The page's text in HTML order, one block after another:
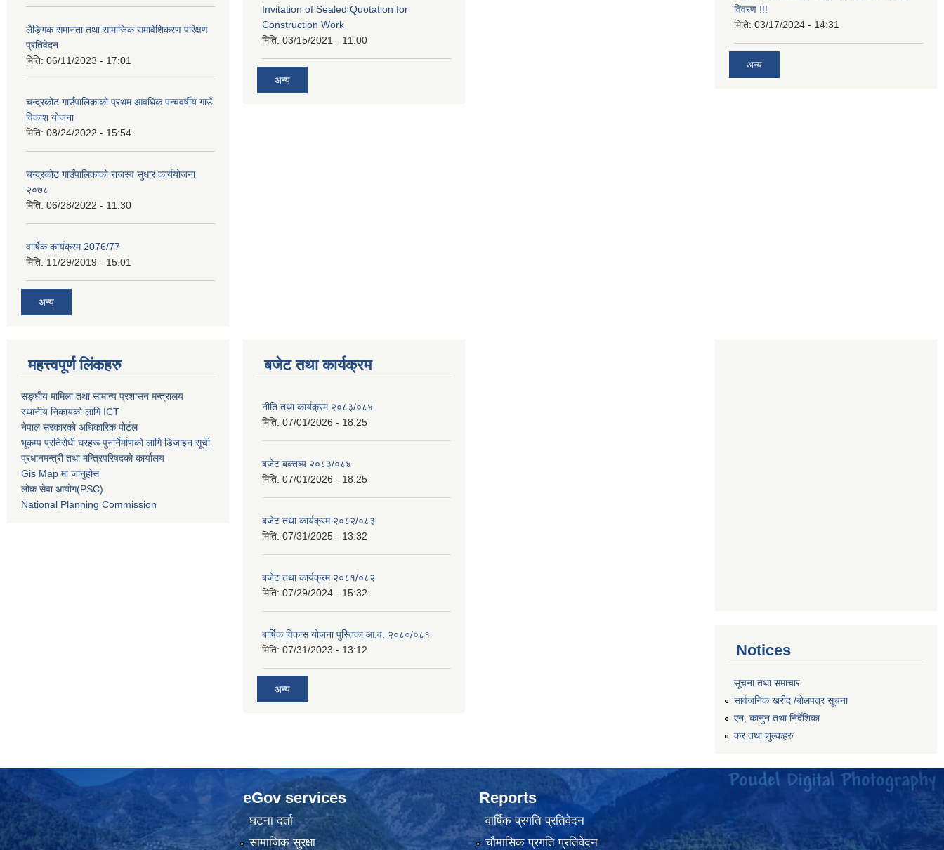
लैङ्गिक समानता तथा सामाजिक समावेशिकरण परिक्षण
प्रतिवेदन
मिति: 06/11/2023 - 17:01
चन्द्रकोट गाउँपालिकाको प्रथम आवधिक पन्चवर्षीय गाउँ
विकाश योजना
मिति: 08/24/2022 - 15:54
चन्द्रकोट गाउँपालिकाको राजस्व सुधार कार्ययोजना
२०७८
मिति: 06/28/2022 - 11:30
वार्षिक कार्यक्रम 2076/77
मिति: 11/29/2019 - 15:01
अन्य
Invitation of Sealed Quotation for
Construction Work
मिति: 03/15/2021 - 11:00
अन्य
विवरण !!!
मिति: 03/17/2024 - 14:31
अन्य
महत्त्वपूर्ण लिंकहरु
सङ्घीय मामिला तथा सामान्य प्रशासन मन्त्रालय
स्थानीय निकायको लागि ICT
नेपाल सरकारको अधिकारिक पोर्टल
भूकम्प प्रतिरोधी घरहरू पुनर्निर्माणको लागि डिजाइन सूची
प्रधानमन्त्री तथा मन्त्रिपरिषदको कार्यालय
Gis Map मा जानुहोस
लोक सेवा आयोग(PSC)
National Planning Commission
बजेट तथा कार्यक्रम
नीति तथा कार्यक्रम २०८३/०८४
मिति: 07/01/2026 - 18:25
बजेट बक्तब्य २०८३/०८४
मिति: 07/01/2026 - 18:25
बजेट तथा कार्यक्रम २०८२/०८३
मिति: 07/31/2025 - 13:32
बजेट तथा कार्यक्रम २०८१/०८२
मिति: 07/29/2024 - 15:32
बार्षिक विकास योजना पुस्तिका आ.व. २०८०/०८१
मिति: 07/31/2023 - 13:12
अन्य
Notices
सूचना तथा समाचार
सार्वजनिक खरीद /बोलपत्र सूचना
एन, कानुन तथा निर्देशिका
कर तथा शुल्कहरु
eGov services
घटना दर्ता
सामाजिक सुरक्षा
Reports
वार्षिक प्रगति प्रतिवेदन
चौमासिक प्रगति प्रतिवेदन